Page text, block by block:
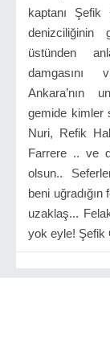
kaptanı Şefik
denizciliğinin
üstünden
damgasını
Ankara’nın
gemide kimler
Nuri, Refik
Farrere .. ve
olsun..
beni
uzaklaş...
yok eyle! Şefik